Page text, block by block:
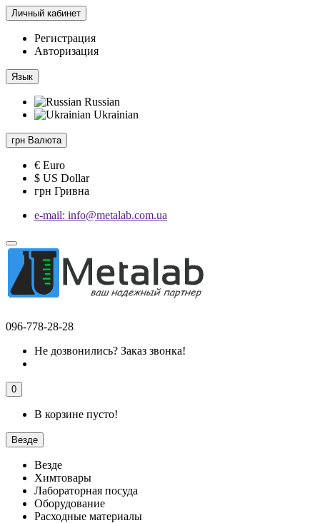
Личный кабинет
Регистрация
Авторизация
Язык
Russian
Ukrainian
грн Валюта
€ Euro
$ US Dollar
грн Гривна
e-mail: info@metalab.com.ua
096-778-28-28
Не дозвонились? Заказ звонка!
0
В корзине пусто!
Везде
Везде
Химтовары
Лабораторная посуда
Оборудование
Расходные материалы